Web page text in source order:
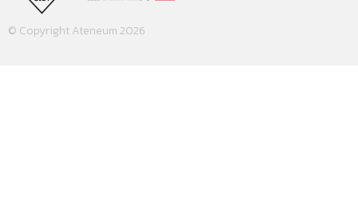
© Copyright Ateneum 2026